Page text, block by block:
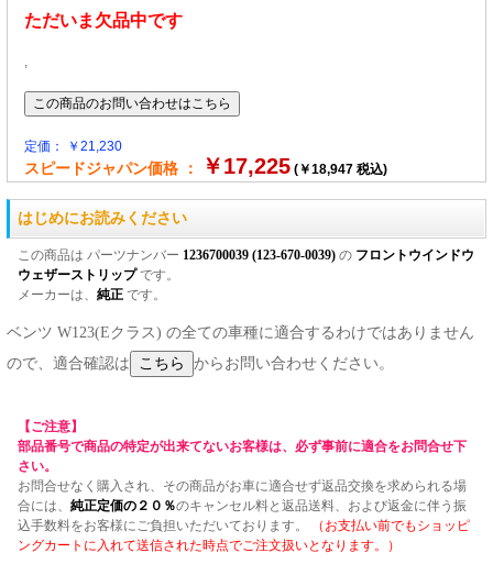
ただいま欠品中です
定価： ￥21,230
スピードジャパン価格 ： ￥17,225 (￥18,947 税込)
はじめにお読みください
この商品は パーツナンバー 1236700039 (123-670-0039) の フロントウインドウ
ウェザーストリップです。
メーカーは、 純正 です。
ベンツ W123(Eクラス) の全ての車種に適合するわけではありません
ので、適合確認は
からお問い合わせください。
【ご注意】
部品番号で商品の特定が出来てないお客様は、必ず事前に適合をお問合せ下
さい。
お問合せなく購入され、その商品がお車に適合せず返品交換を求められる場
合には、 純正定価の２０％のキャンセル料と返品送料、および返金に伴う振
込手数料をお客様にご負担いただいております。
（お支払い前でもショッピ
ングカートに入れて送信された時点でご注文扱いとなります。）